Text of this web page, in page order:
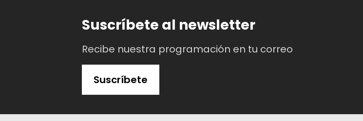
Suscríbete al newsletter
Recibe nuestra programación en tu correo
Suscríbete